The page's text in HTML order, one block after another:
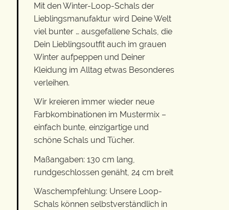
Mit den Winter-Loop-Schals der
Lieblingsmanufaktur wird Deine Welt
viel bunter … ausgefallene Schals, die
Dein Lieblingsoutfit auch im grauen
Winter aufpeppen und Deiner
Kleidung im Alltag etwas Besonderes
verleihen.
Wir kreieren immer wieder neue
Farbkombinationen im Mustermix –
einfach bunte, einzigartige und
schöne Schals und Tücher.
Maßangaben: 130 cm lang,
rundgeschlossen genäht, 24 cm breit
Waschempfehlung: Unsere Loop-
Schals können selbstverständlich in